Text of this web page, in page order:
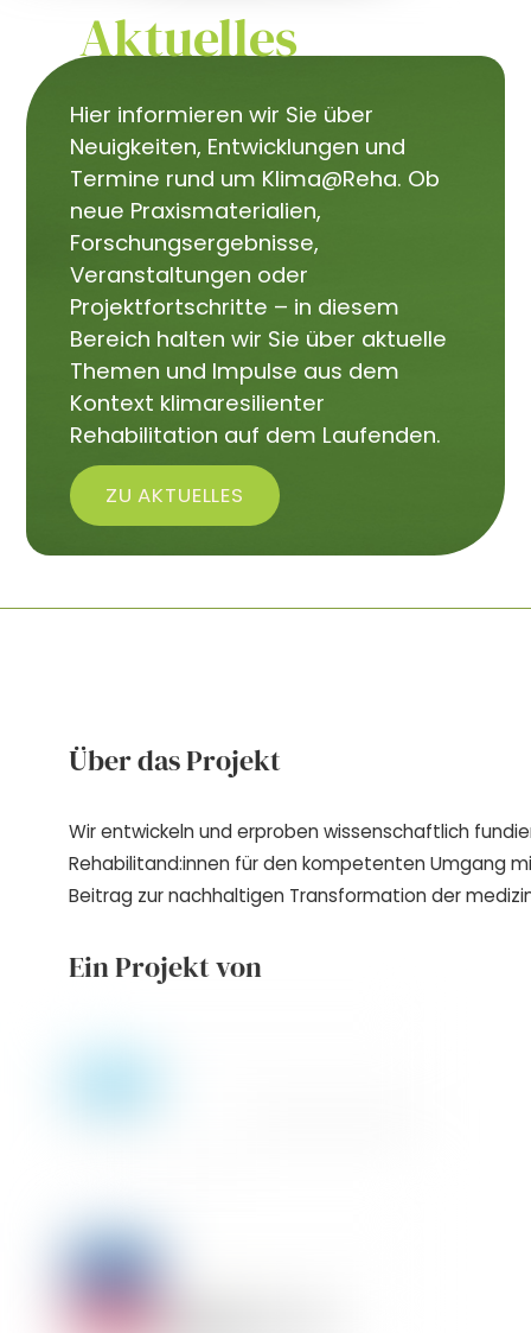
Aktuelles
Hier informieren wir Sie über
Neuigkeiten, Entwicklungen und
Termine rund um Klima@Reha. Ob
neue Praxismaterialien,
Forschungsergebnisse,
Veranstaltungen oder
Projektfortschritte – in diesem
Bereich halten wir Sie über aktuelle
Themen und Impulse aus dem
Kontext klimaresilienter
Rehabilitation auf dem Laufenden.
ZU AKTUELLES
Über das Projekt
Wir entwickeln und erproben wissenschaftlich
Rehabilitand:innen für den kompetenten Umgang
Beitrag zur nachhaltigen Transformation der
Ein Projekt von